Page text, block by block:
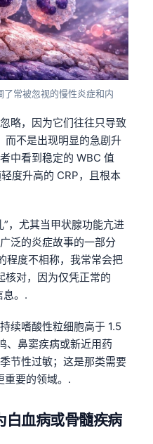
了常被忽视的慢性炎症和内
略，因为它们往往只导致
而不是出现明显的急剧升
中看到稳定的 WBC 值
度升高的 CRP，且根本
，尤其当甲状腺功能亢进
泛的炎症故事的一部分
程度不相称，我常常会把
核对，因为仅凭正常的
息。.
续嗜酸性粒细胞高于 1.5
、鼻窦疾病或新近用药
节性过敏；这是那类需要
重要的领域。.
白血病或骨髓疾病